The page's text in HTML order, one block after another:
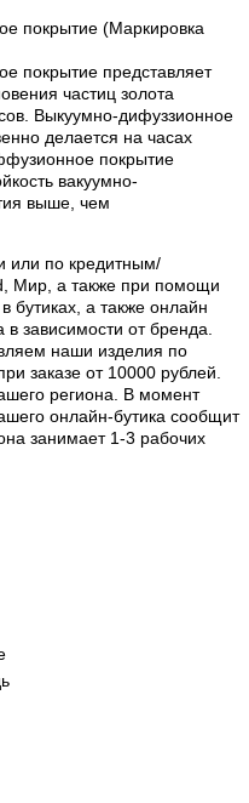
покрытие (Маркировка
покрытие представляет
частиц золота
Выкуумно-дифуззионное
делается на часах
покрытие
вакуумно-
выше, чем
или по кредитным/
Мир, а также при помощи
бутиках, а также онлайн
зависимости от бренда.
наши изделия по
заказе от 10000 рублей.
региона. В момент
онлайн-бутика сообщит
занимает 1-3 рабочих